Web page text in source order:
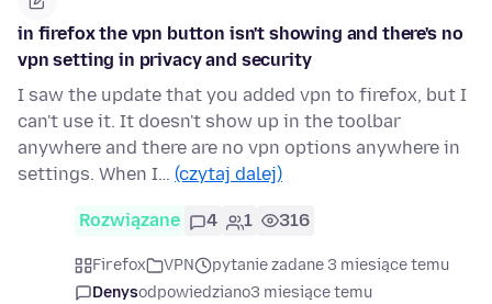
in firefox the vpn button isn't showing and there's no
vpn setting in privacy and security
I saw the update that you added vpn to firefox, but I
can't use it. It doesn't show up in the toolbar
anywhere and there are no vpn options anywhere in
settings. When I… (czytaj dalej)
Rozwiązane 4 1 316
Firefox VPN
pytanie zadane 3 miesiące temu
Denysodpowiedziano3 miesiące temu